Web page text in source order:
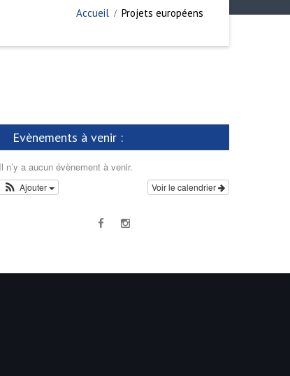
Accueil Projets européens
Evènements à venir :
Il n’y a aucun évènement à venir.
Voir le calendrier
Ajouter